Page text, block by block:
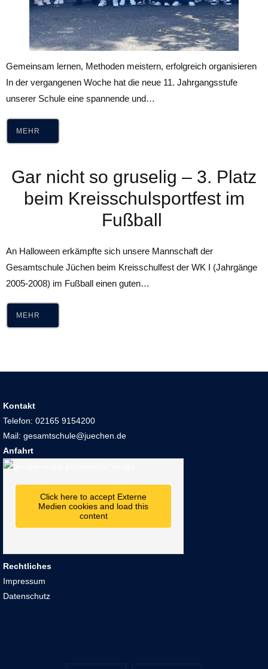
Gemeinsam lernen, Methoden meistern, erfolgreich organisieren
In der vergangenen Woche hat die neue 11. Jahrgangsstufe
unserer Schule eine spannende und…
MEHR
Gar nicht so gruselig – 3. Platz
beim Kreisschulsportfest im
Fußball
An Halloween erkämpfte sich unsere Mannschaft der
Gesamtschule Jüchen beim Kreisschulfest der WK I (Jahrgänge
2005-2008) im Fußball einen guten…
MEHR
Kontakt
Telefon: 02165 9154200
Mail: gesamtschule@juechen.de
Anfahrt
Click here to accept Externe
Medien cookies and load this
content
Rechtliches
Impressum
Datenschutz